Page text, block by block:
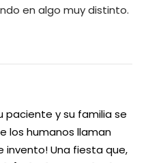
en algo muy distinto.
paciente y su familia se
los humanos llaman
invento! Una fiesta que,